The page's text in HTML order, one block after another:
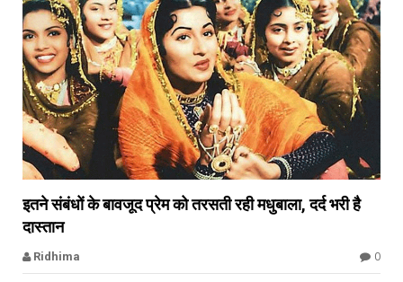
 
इतने संबंधों के बावजूद प्रेम को तरसती रही मधुबाला, दर्द भरी है
दास्तान
Ridhima 0
Madhubala